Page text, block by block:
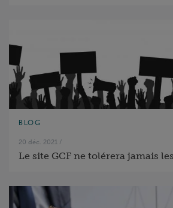
BLOG
20 déc. 2021 /
Le site GCF ne tolérera jamais